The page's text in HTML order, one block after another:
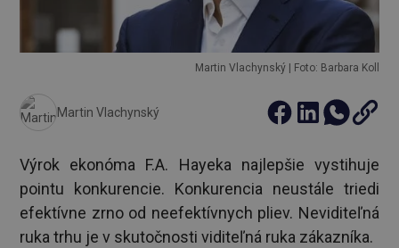
Martin Vlachynský | Foto: Barbara Koll
Martin Vlachynský
Výrok ekonóma F.A. Hayeka najlepšie vystihuje
pointu konkurencie. Konkurencia neustále triedi
efektívne zrno od neefektívnych pliev. Neviditeľná
ruka trhu je v skutočnosti viditeľná ruka zákazníka.